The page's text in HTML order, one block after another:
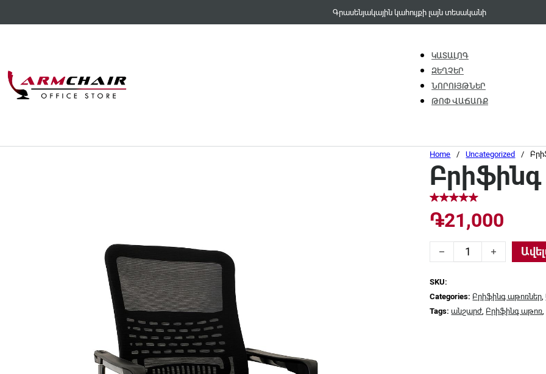
Գրասենյակային կահույքի լայն տեսականի
ԿԱՏԱԼՈԳ
ԶԵՂՉԵՐ
ՆՈՐՈՒՅԹՆԵՐ
ԹՈՓ ՎԱՃԱՌՔ
Home / Uncategorized /
֏21,000
Բրիֆինգ աթոռ-809H
SKU:
Categories: Բրիֆինգ աթոռներ ,
Tags:անշարժ Բրիֆինգ աթոռ